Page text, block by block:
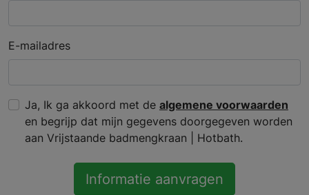
E-mailadres
Ja, Ik ga akkoord met de algemene voorwaarden
en begrijp dat mijn gegevens doorgegeven worden
aan Vrijstaande badmengkraan | Hotbath.
Informatie aanvragen